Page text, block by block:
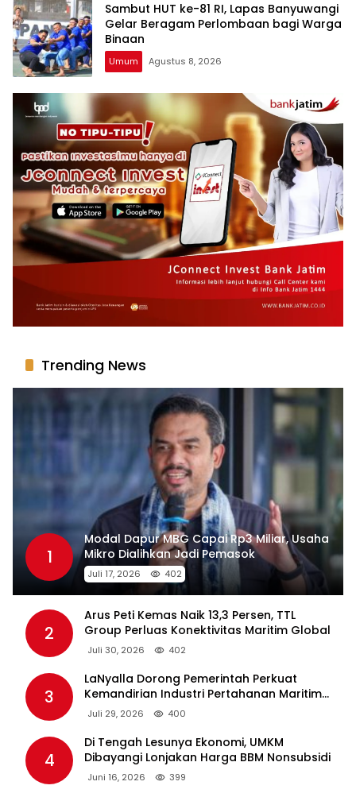
Sambut HUT ke-81 RI, Lapas Banyuwangi
Gelar Beragam Perlombaan bagi Warga
Binaan
Umum Agustus 8, 2026
Trending News
1
Modal Dapur MBG Capai Rp3 Miliar, Usaha
Mikro Dialihkan Jadi Pemasok
Juli 17, 2026 402
2
Arus Peti Kemas Naik 13,3 Persen, TTL
Group Perluas Konektivitas Maritim Global
Juli 30, 2026 402
3
LaNyalla Dorong Pemerintah Perkuat
Kemandirian Industri Pertahanan Maritim
Lewat PT PAL
Juli 29, 2026 400
4
Di Tengah Lesunya Ekonomi, UMKM
Dibayangi Lonjakan Harga BBM Nonsubsidi
Juni 16, 2026 399